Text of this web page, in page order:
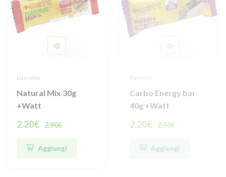
Barrette
Natural Mix 30g
+Watt
2.20€ 2.90€
Aggiungi
Carbo Energy bar
40g +Watt
2.20€ 2.50€
Aggiungi